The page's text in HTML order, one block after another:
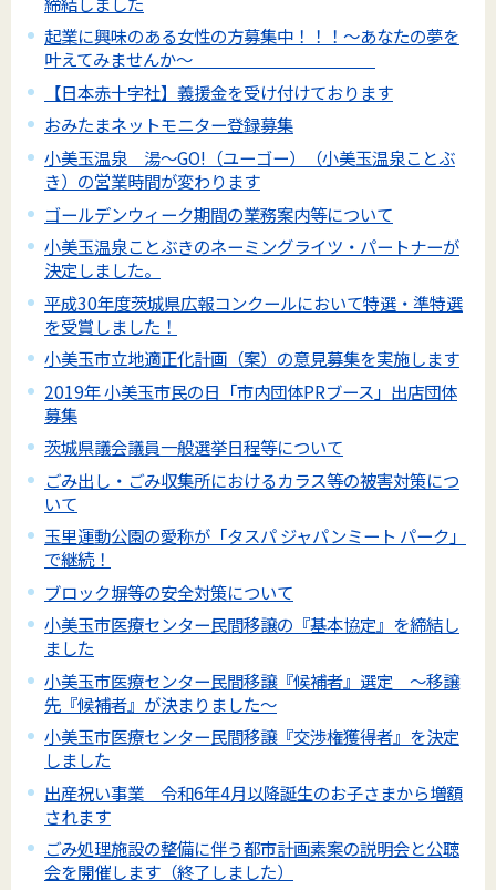
起業に興味のある女性の方募集中！！！～あなたの夢を
叶えてみませんか～
【日本赤十字社】義援金を受け付けております
おみたまネットモニター登録募集
小美玉温泉 湯～GO!（ユーゴー）（小美玉温泉ことぶ
き）の営業時間が変わります
ゴールデンウィーク期間の業務案内等について
小美玉温泉ことぶきのネーミングライツ・パートナーが
決定しました。
平成30年度茨城県広報コンクールにおいて特選・準特選
を受賞しました！
小美玉市立地適正化計画（案）の意見募集を実施します
2019年 小美玉市民の日「市内団体PRブース」出店団体
募集
茨城県議会議員一般選挙日程等について
ごみ出し・ごみ収集所におけるカラス等の被害対策につ
いて
玉里運動公園の愛称が「タスパ ジャパンミート パーク」
で継続！
ブロック塀等の安全対策について
小美玉市医療センター民間移譲の『基本協定』を締結し
ました
小美玉市医療センター民間移譲『候補者』選定 ～移譲
先『候補者』が決まりました～
小美玉市医療センター民間移譲『交渉権獲得者』を決定
しました
出産祝い事業 令和6年4月以降誕生のお子さまから増額
されます
ごみ処理施設の整備に伴う都市計画素案の説明会と公聴
会を開催します（終了しました）